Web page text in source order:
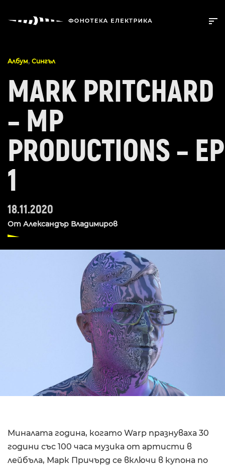
Албум, Сингъл
MARK PRITCHARD
– MP
PRODUCTIONS – EP
1
18.11.2020
От Александър Владимиров
Миналата година, когато Warp празнуваха 30
години със 100 часа музика от артисти в
лейбъла, Марк Причърд се включи в купона по